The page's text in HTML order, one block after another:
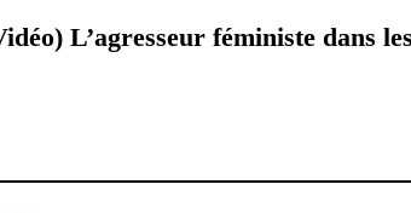
L’agresseur féministe dans